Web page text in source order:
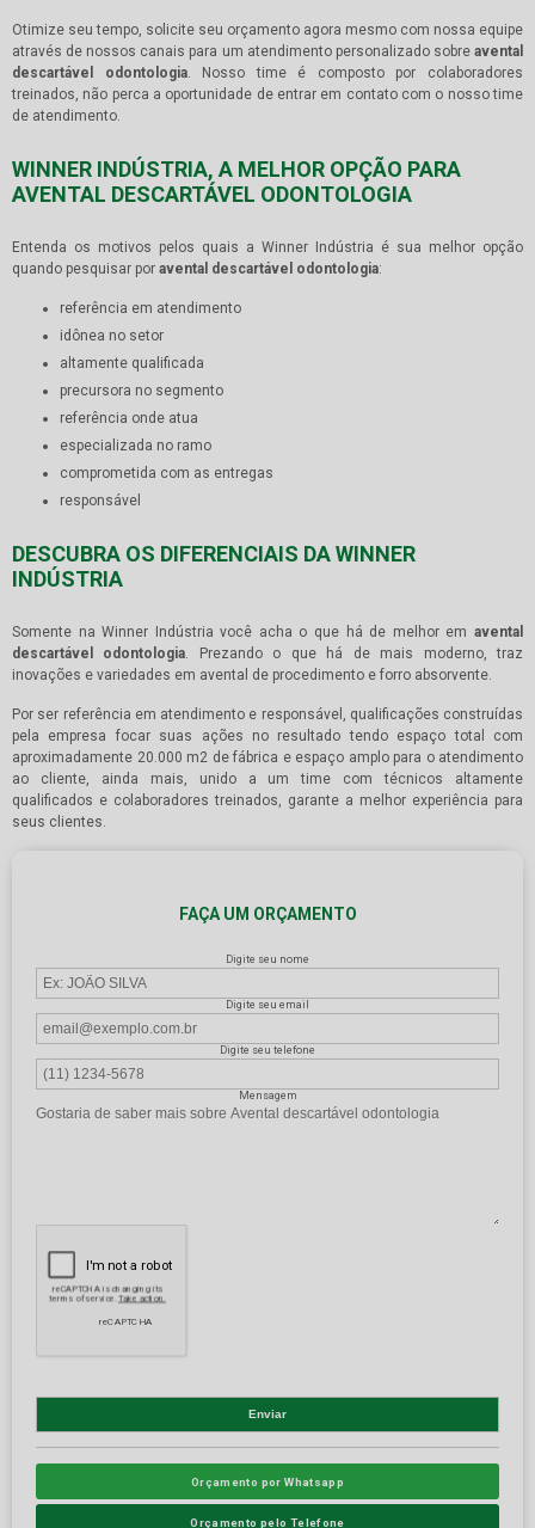
Otimize seu tempo, solicite seu orçamento agora mesmo com nossa equipe
através de nossos canais para um atendimento personalizado sobre avental
descartável odontologia. Nosso time é composto por colaboradores
treinados, não perca a oportunidade de entrar em contato com o nosso time
de atendimento.
WINNER INDÚSTRIA, A MELHOR OPÇÃO PARA
AVENTAL DESCARTÁVEL ODONTOLOGIA
Entenda os motivos pelos quais a Winner Indústria é sua melhor opção
quando pesquisar por avental descartável odontologia:
referência em atendimento
idônea no setor
altamente qualificada
precursora no segmento
referência onde atua
especializada no ramo
comprometida com as entregas
responsável
DESCUBRA OS DIFERENCIAIS DA WINNER
INDÚSTRIA
Somente na Winner Indústria você acha o que há de melhor em avental
descartável odontologia . Prezando o que há de mais moderno, traz
inovações e variedades em avental de procedimento e forro absorvente.
Por ser referência em atendimento e responsável, qualificações construídas
pela empresa focar suas ações no resultado tendo espaço total com
aproximadamente 20.000 m2 de fábrica e espaço amplo para o atendimento
ao cliente, ainda mais, unido a um time com técnicos altamente
qualificados e colaboradores treinados, garante a melhor experiência para
seus clientes.
FAÇA UM ORÇAMENTO
Digite seu nome
Digite seu email
Digite seu telefone
Mensagem
Orçamento por Whatsapp
Orçamento pelo Telefone